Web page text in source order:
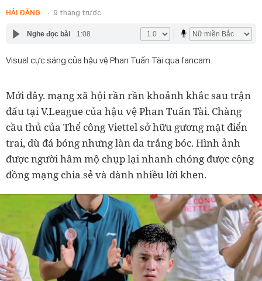
HẢI ĐĂNG 9 tháng trước
Nghe đọc bài 1:08
Visual cực sáng của hậu vệ Phan Tuấn Tài qua fancam.
Mới đây. mạng xã hội rần rần khoảnh khắc sau trận
đấu tại V.League của hậu vệ Phan Tuấn Tài. Chàng
cầu thủ của Thể công Viettel sở hữu gương mặt điển
trai, dù đá bóng nhưng làn da trắng bóc. Hình ảnh
được người hâm mộ chụp lại nhanh chóng được cộng
đồng mạng chia sẻ và dành nhiều lời khen.